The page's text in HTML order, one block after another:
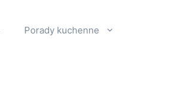
Porady kuchenne